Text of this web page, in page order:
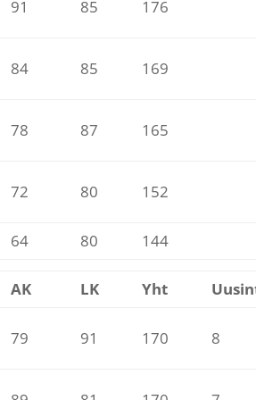
91 85 176
84 85 169
78 87 165
72 80 152
64 80 144
AK LK Yht
79 91 170 8